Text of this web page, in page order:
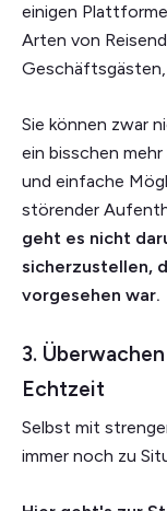
einigen
Arten von
Geschäftsgästen,
Sie können zwar
ein bisschen
und einfache
störender
geht es nicht
sicherzustellen,
vorgesehen war.
3.
Echtzeit
Selbst mit
immer noch zu